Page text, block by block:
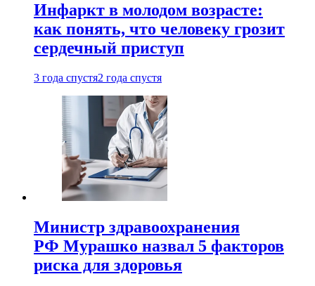
Инфаркт в молодом возрасте:
как понять, что человеку грозит
сердечный приступ
3 года спустя2 года спустя
Министр здравоохранения
РФ Мурашко назвал 5 факторов
риска для здоровья